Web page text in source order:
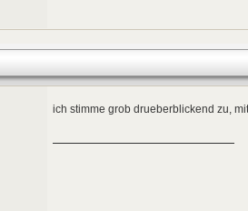
ich stimme grob drueberblickend zu,